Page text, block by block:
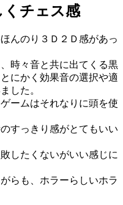
くチェス感
んのり３Ｄ２Ｄ感があっ
時々音と共に出てくる黒
にかく効果音の選択や適
した。
ームはそれなりに頭を使
すっきり感がとてもいい
したくないがいい感じに
らも、ホラーらしいホラ